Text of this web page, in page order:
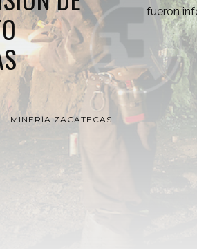
MINERÍA ZACATECAS
fueron